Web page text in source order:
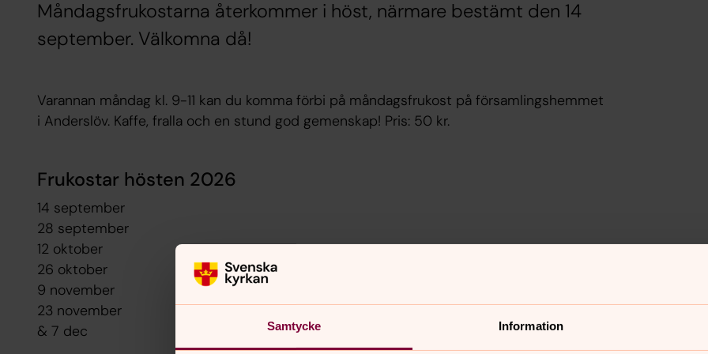
Samtycke Information
Måndagsfrukostarna återkommer i höst, närmare bestämt den 14
september. Välkomna då!
Varannan måndag kl. 9-11 kan du komma förbi på måndagsfrukost på församlingshemmet
i Anderslöv. Kaffe, fralla och en stund god gemenskap! Pris: 50 kr.
Frukostar hösten 2026
14 september
28 september
12 oktober
26 oktober
9 november
23 november
& 7 dec